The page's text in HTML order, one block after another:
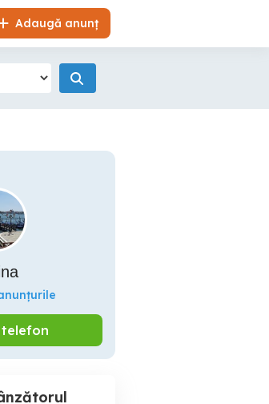
Adaugă anunț